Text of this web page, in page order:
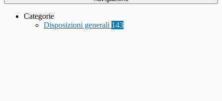
Categorie
Disposizioni generali 143